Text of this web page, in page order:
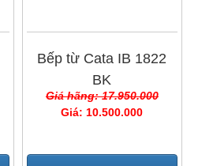
Bếp từ Cata IB 1822
BK
Giá hãng: 17.950.000
Giá: 10.500.000